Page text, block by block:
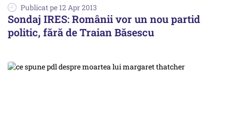
Publicat pe 12 Apr 2013
Sondaj IRES: Românii vor un nou partid
politic, fără de Traian Băsescu